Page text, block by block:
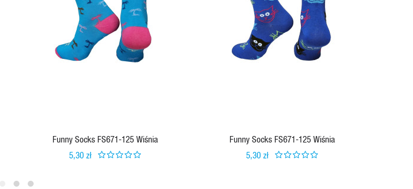
Funny Socks FS671-125 Wiśnia
5,30 zł
Funny Socks FS671-125 Wiśnia
5,30 zł